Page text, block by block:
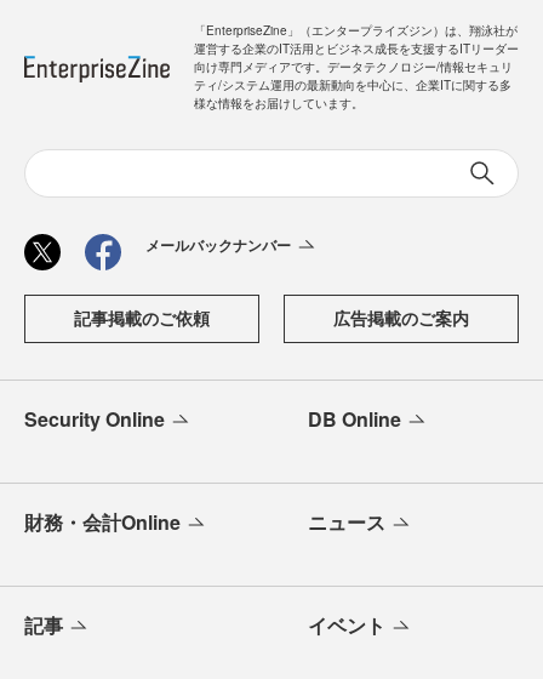
「EnterpriseZine」（エンタープライズジン）は、翔泳社が
運営する企業のIT活用とビジネス成長を支援するITリーダー
向け専門メディアです。データテクノロジー/情報セキュリ
ティ/システム運用の最新動向を中心に、企業ITに関する多
様な情報をお届けしています。
メールバックナンバー
記事掲載のご依頼 広告掲載のご案内
Security Online DB Online
財務・会計Online ニュース
記事 イベント